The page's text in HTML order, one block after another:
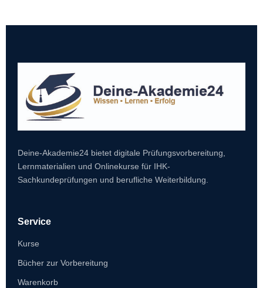
Deine-Akademie24 bietet digitale Prüfungsvorbereitung,
Lernmaterialien und Onlinekurse für IHK-
Sachkundeprüfungen und berufliche Weiterbildung.
Service
Kurse
Bücher zur Vorbereitung
Warenkorb